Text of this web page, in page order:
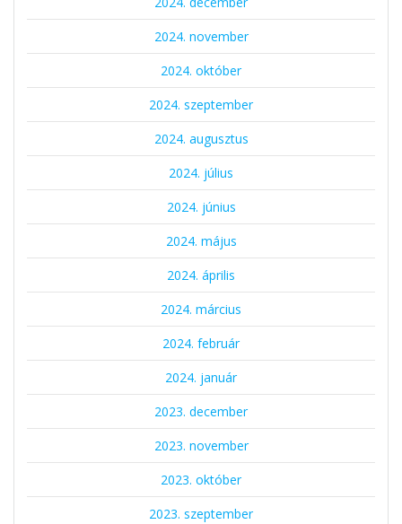
2024. november
2024. október
2024. szeptember
2024. augusztus
2024. július
2024. június
2024. május
2024. április
2024. március
2024. február
2024. január
2023. december
2023. november
2023. október
2023. szeptember